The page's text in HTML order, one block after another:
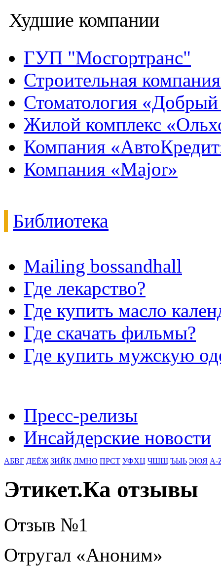
Худшие компании
ГУП "Мосгортранс"
Строительная
Стоматология
Жилой комплекс
Компания
Компания «Major»
Библиотека
Mailing bossandhall
Где лекарство?
Где купить масло
Где скачать фильмы?
Где купить мужскую
Пресс-релизы
Инсайдерские новости
АБВГ ДЕЁЖ ЗИЙК ЛМНО ПРСТ УФХЦ ЧШЩ ЪЫЬ ЭЮЯ A-
Этикет.Ка отзывы
Отзыв №1
Отругал «Аноним»